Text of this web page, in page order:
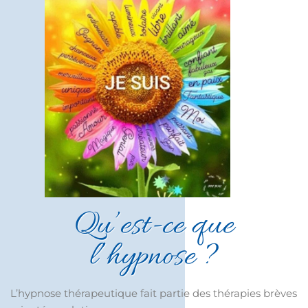
Qu’est-ce que
l’hypnose ?
L’hypnose thérapeutique fait partie des thérapies brèves